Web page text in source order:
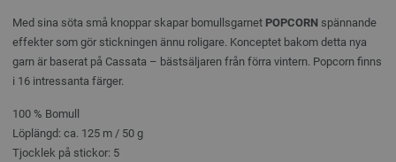
Med sina söta små knoppar skapar bomullsgarnet POPCORN spännande
effekter som gör stickningen ännu roligare. Konceptet bakom detta nya
garn är baserat på Cassata – bästsäljaren från förra vintern. Popcorn finns
i 16 intressanta färger.
100 % Bomull
Löplängd: ca. 125 m / 50 g
Tjocklek på stickor: 5